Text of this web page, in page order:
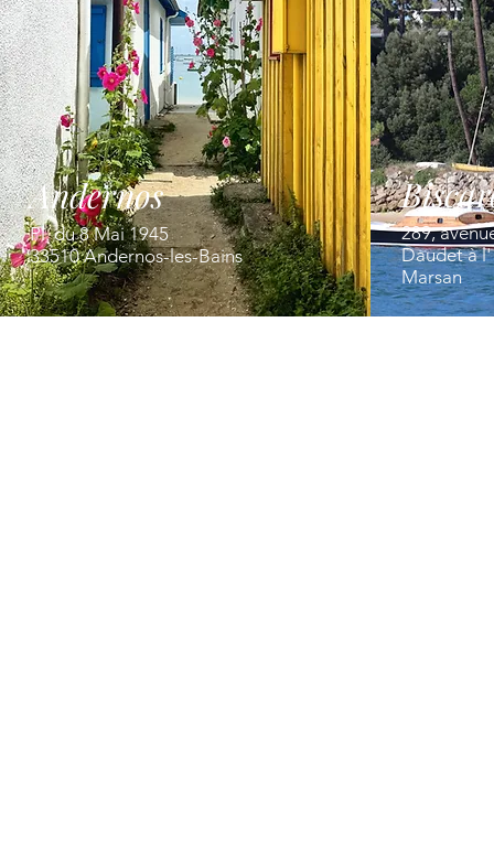
Andernos
Pl. du 8 Mai 1945
33510 Andernos-les-Bains
289,
Daudet à l'
Marsan